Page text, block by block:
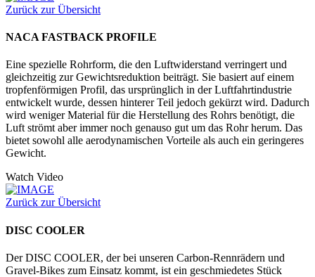
Zurück zur Übersicht
NACA FASTBACK PROFILE
Eine spezielle Rohrform, die den Luftwiderstand verringert und
gleichzeitig zur Gewichtsreduktion beiträgt. Sie basiert auf einem
tropfenförmigen Profil, das ursprünglich in der Luftfahrtindustrie
entwickelt wurde, dessen hinterer Teil jedoch gekürzt wird. Dadurch
wird weniger Material für die Herstellung des Rohrs benötigt, die
Luft strömt aber immer noch genauso gut um das Rohr herum. Das
bietet sowohl alle aerodynamischen Vorteile als auch ein geringeres
Gewicht.
Watch Video
Zurück zur Übersicht
DISC COOLER
Der DISC COOLER, der bei unseren Carbon-Rennrädern und
Gravel-Bikes zum Einsatz kommt, ist ein geschmiedetes Stück